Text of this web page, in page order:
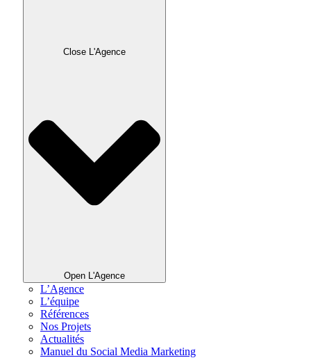
Close L'Agence
Open L'Agence
L’Agence
L’équipe
Références
Nos Projets
Actualités
Manuel du Social Media Marketing